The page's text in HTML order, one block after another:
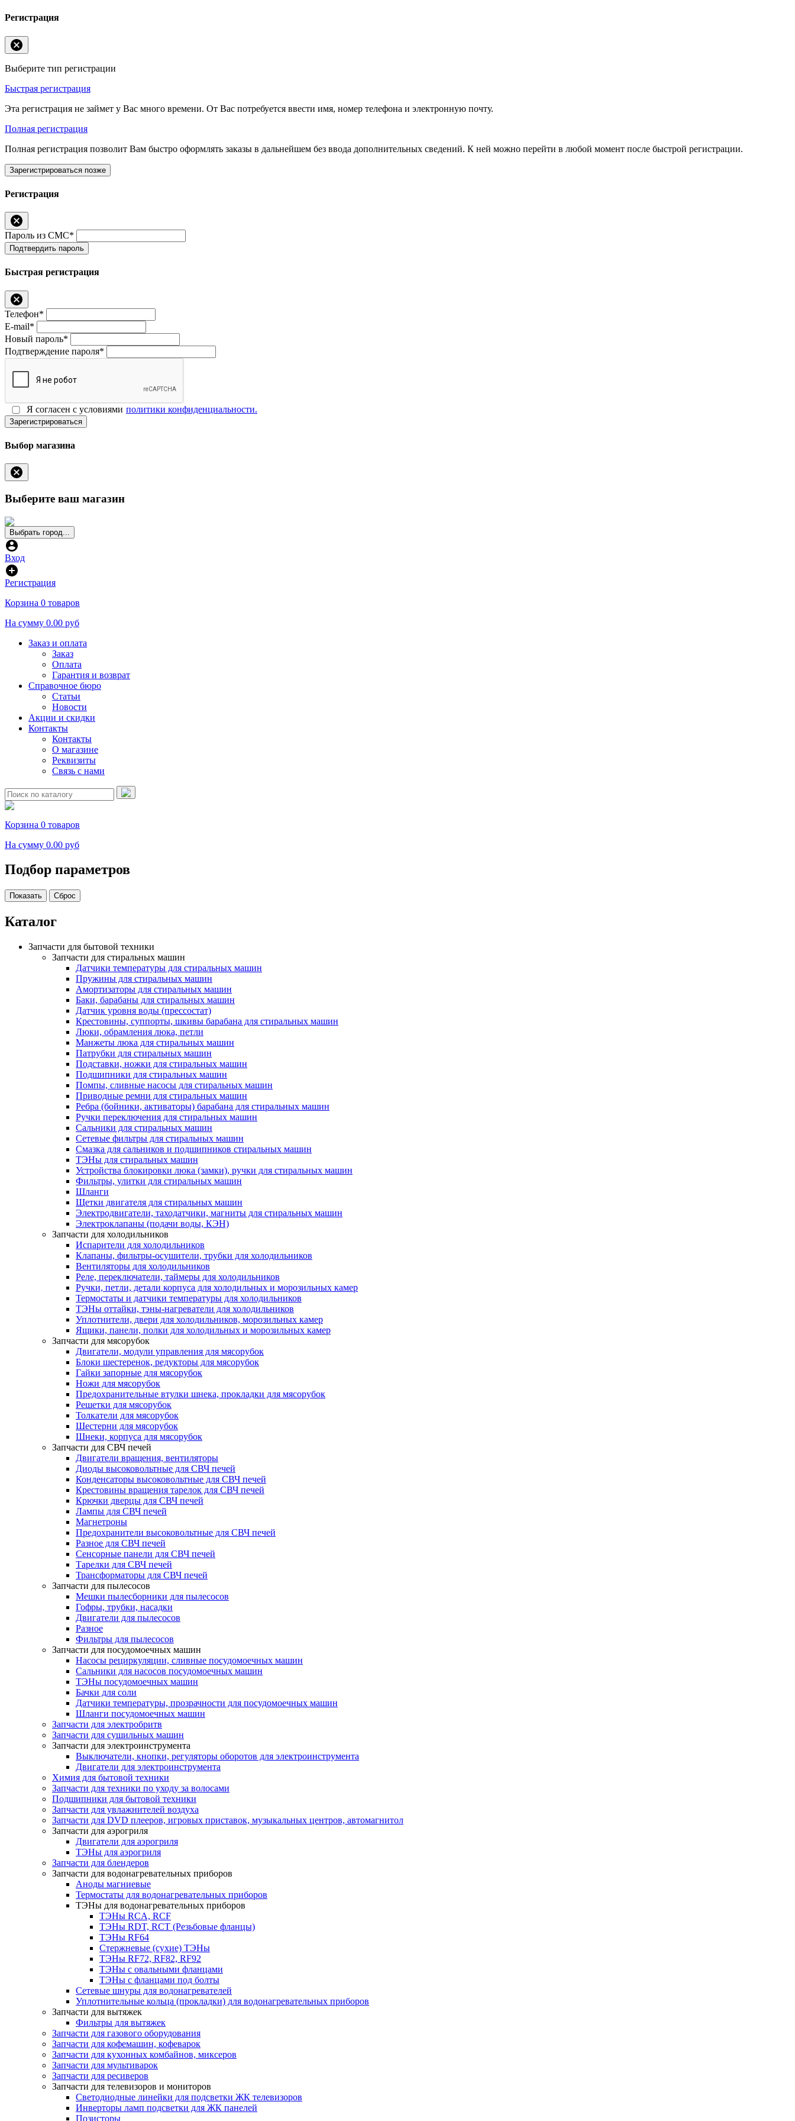
Регистрация
Выберите тип регистрации
Быстрая регистрация
Эта регистрация не займет у Вас много времени. От Вас потребуется ввести имя, номер телефона и электронную почту.
Полная регистрация
Полная регистрация позволит Вам быстро оформлять заказы в дальнейшем без ввода дополнительных сведений. К ней можно перейти в любой момент после быстрой регистрации.
Зарегистрироваться позже
Регистрация
Пароль из СМС*
Подтвердить пароль
Быстрая регистрация
Телефон*
E-mail*
Новый пароль*
Подтверждение пароля*
Я согласен с условиями политики конфиденциальности.
Зарегистрироваться
Выбор магазина
Выберите ваш магазин
Выбрать город...
Вход
Регистрация
Корзина 0 товаров
На сумму 0.00 руб
Заказ и оплата
Заказ
Оплата
Гарантия и возврат
Справочное бюро
Статьи
Новости
Акции и скидки
Контакты
Контакты
О магазине
Реквизиты
Связь с нами
Корзина 0 товаров
На сумму 0.00 руб
Подбор параметров
Каталог
Запчасти для бытовой техники
Запчасти для стиральных машин
Датчики температуры для стиральных машин
Пружины для стиральных машин
Амортизаторы для стиральных машин
Баки, барабаны для стиральных машин
Датчик уровня воды (прессостат)
Крестовины, суппорты, шкивы барабана для стиральных машин
Люки, обрамления люка, петли
Манжеты люка для стиральных машин
Патрубки для стиральных машин
Подставки, ножки для стиральных машин
Подшипники для стиральных машин
Помпы, сливные насосы для стиральных машин
Приводные ремни для стиральных машин
Ребра (бойники, активаторы) барабана для стиральных машин
Ручки переключения для стиральных машин
Сальники для стиральных машин
Сетевые фильтры для стиральных машин
Смазка для сальников и подшипников стиральных машин
ТЭНы для стиральных машин
Устройства блокировки люка (замки), ручки для стиральных машин
Фильтры, улитки для стиральных машин
Шланги
Щетки двигателя для стиральных машин
Электродвигатели, таходатчики, магниты для стиральных машин
Электроклапаны (подачи воды, КЭН)
Запчасти для холодильников
Испарители для холодильников
Клапаны, фильтры-осушители, трубки для холодильников
Вентиляторы для холодильников
Реле, переключатели, таймеры для холодильников
Ручки, петли, детали корпуса для холодильных и морозильных камер
Термостаты и датчики температуры для холодильников
ТЭНы оттайки, тэны-нагреватели для холодильников
Уплотнители, двери для холодильников, морозильных камер
Ящики, панели, полки для холодильных и морозильных камер
Запчасти для мясорубок
Двигатели, модули управления для мясорубок
Блоки шестеренок, редукторы для мясорубок
Гайки запорные для мясорубок
Ножи для мясорубок
Предохранительные втулки шнека, прокладки для мясорубок
Решетки для мясорубок
Толкатели для мясорубок
Шестерни для мясорубок
Шнеки, корпуса для мясорубок
Запчасти для СВЧ печей
Двигатели вращения, вентиляторы
Диоды высоковольтные для СВЧ печей
Конденсаторы высоковольтные для СВЧ печей
Крестовины вращения тарелок для СВЧ печей
Крючки дверцы для СВЧ печей
Лампы для СВЧ печей
Магнетроны
Предохранители высоковольтные для СВЧ печей
Разное для СВЧ печей
Сенсорные панели для СВЧ печей
Тарелки для СВЧ печей
Трансформаторы для СВЧ печей
Запчасти для пылесосов
Мешки пылесборники для пылесосов
Гофры, трубки, насадки
Двигатели для пылесосов
Разное
Фильтры для пылесосов
Запчасти для посудомоечных машин
Насосы рециркуляции, сливные посудомоечных машин
Сальники для насосов посудомоечных машин
ТЭНы посудомоечных машин
Бачки для соли
Датчики температуры, прозрачности для посудомоечных машин
Шланги посудомоечных машин
Запчасти для электробритв
Запчасти для сушильных машин
Запчасти для электроинструмента
Выключатели, кнопки, регуляторы оборотов для электроинструмента
Двигатели для электроинструмента
Химия для бытовой техники
Запчасти для техники по уходу за волосами
Подшипники для бытовой техники
Запчасти для увлажнителей воздуха
Запчасти для DVD плееров, игровых приставок, музыкальных центров, автомагнитол
Запчасти для аэрогриля
Двигатели для аэрогриля
ТЭНы для аэрогриля
Запчасти для блендеров
Запчасти для водонагревательных приборов
Аноды магниевые
Термостаты для водонагревательных приборов
ТЭНы для водонагревательных приборов
ТЭНы RCA, RCF
ТЭНы RDT, RCT (Резьбовые фланцы)
ТЭНы RF64
Стержневые (сухие) ТЭНы
ТЭНы RF72, RF82, RF92
ТЭНы с овальными фланцами
ТЭНы с фланцами под болты
Сетевые шнуры для водонагревателей
Уплотнительные кольца (прокладки) для водонагревательных приборов
Запчасти для вытяжек
Фильтры для вытяжек
Запчасти для газового оборудования
Запчасти для кофемашин, кофеварок
Запчасти для кухонных комбайнов, миксеров
Запчасти для мультиварок
Запчасти для ресиверов
Запчасти для телевизоров и мониторов
Светодиодные линейки для подсветки ЖК телевизоров
Инверторы ламп подсветки для ЖК панелей
Позисторы